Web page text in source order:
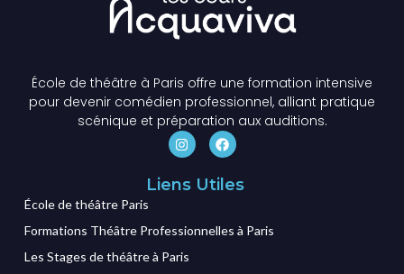
École de théâtre à Paris offre une formation intensive
pour devenir comédien professionnel, alliant pratique
scénique et préparation aux auditions.
Liens Utiles
École de théâtre Paris
Formations Théâtre Professionnelles à Paris
Les Stages de théâtre à Paris